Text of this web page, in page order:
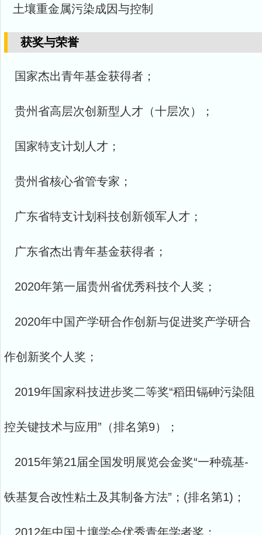
土壤重金属污染成因与控制
获奖与荣誉
国家杰出青年基金获得者；
贵州省高层次创新型人才（十层次）；
国家特支计划人才；
贵州省核心省管专家；
广东省特支计划科技创新领军人才；
广东省杰出青年基金获得者；
2020年第一届贵州省优秀科技个人奖；
2020年中国产学研合作创新与促进奖产学研合
作创新奖个人奖；
2019年国家科技进步奖二等奖“稻田镉砷污染阻
控关键技术与应用”（排名第9）；
2015年第21届全国发明展览会金奖“一种巯基-
铁基复合改性粘土及其制备方法”；(排名第1)；
2012年中国土壤学会优秀青年学者奖；